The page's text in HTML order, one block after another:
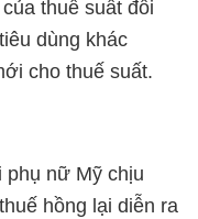
thuế suất đối
dùng khác
cho thuế suất.
phụ nữ Mỹ chịu
hồng lại diễn ra